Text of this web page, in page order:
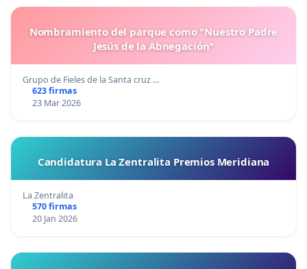
Nombramiento del parque como "Nuestro Padre
Jesús de la Abnegación"
Grupo de Fieles de la Santa cruz …
623 firmas
23 Mar 2026
Candidatura La Zentralita Premios Meridiana
La Zentralita
570 firmas
20 Jan 2026